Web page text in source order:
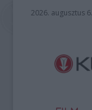
2026. augusztus